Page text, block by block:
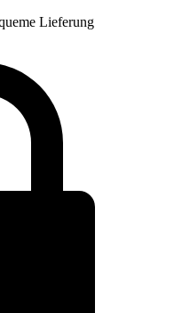
Lieferung